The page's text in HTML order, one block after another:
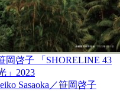
岡啓子 「SHORELINE 43
2023
Sasaoka／笹岡啓子